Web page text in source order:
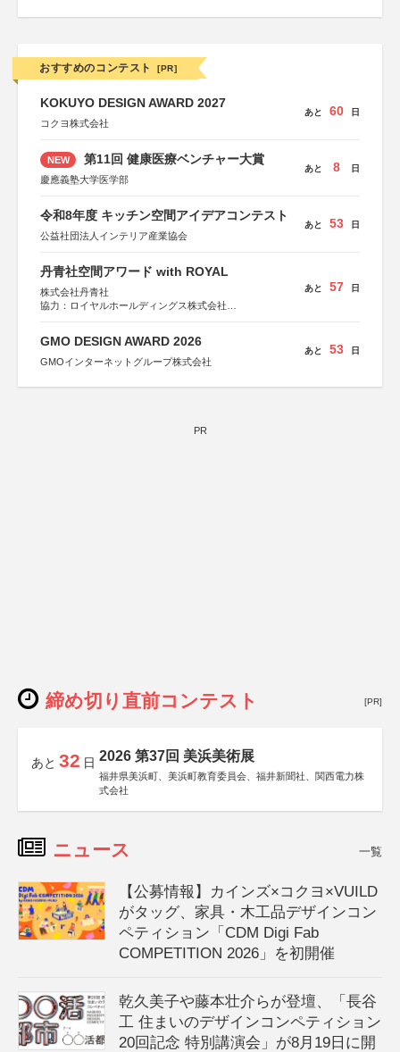
おすすめのコンテスト [PR]
KOKUYO DESIGN AWARD 2027
コクヨ株式会社
あと 60 日
NEW 第11回 健康医療ベンチャー大賞
慶應義塾大学医学部
あと 8 日
令和8年度 キッチン空間アイデアコンテスト
公益社団法人インテリア産業協会
あと 53 日
丹青社空間アワード with ROYAL
株式会社丹青社
協力：ロイヤルホールディングス株式会社
あと 57 日
GMO DESIGN AWARD 2026
GMOインターネットグループ株式会社
あと 53 日
PR
締め切り直前コンテスト [PR]
あと 32 日 2026 第37回 美浜美術展
福井県美浜町、美浜町教育委員会、福井新聞社、関西電力株
式会社
ニュース 一覧
【公募情報】カインズ×コクヨ×VUILD
がタッグ、家具・木工品デザインコン
ペティション「CDM Digi Fab
COMPETITION 2026」を初開催
乾久美子や藤本壮介らが登壇、「長谷
工 住まいのデザインコンペティション
20回記念 特別講演会」が8月19日に開